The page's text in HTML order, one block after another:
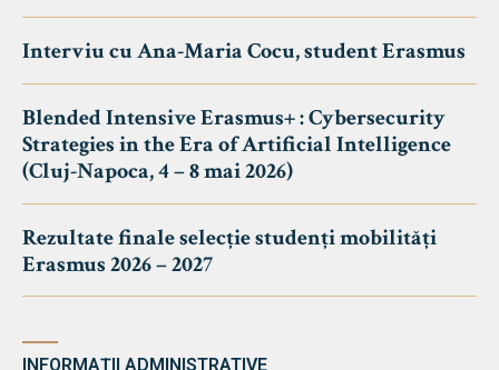
Interviu cu Ana-Maria Cocu, student Erasmus
Blended Intensive Erasmus+ : Cybersecurity
Strategies in the Era of Artificial Intelligence
(Cluj-Napoca, 4 – 8 mai 2026)
Rezultate finale selecție studenți mobilități
Erasmus 2026 – 2027
INFORMAȚII ADMINISTRATIVE